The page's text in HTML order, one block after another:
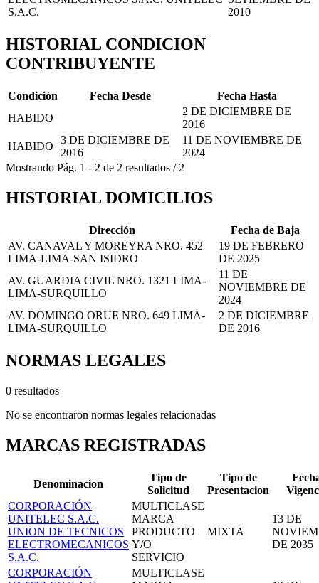
S.A.C.
2010
HISTORIAL CONDICION
CONTRIBUYENTE
Condición Fecha Desde
Fecha Hasta
HABIDO
2 DE DICIEMBRE DE
2016
HABIDO
3 DE DICIEMBRE DE
2016
11 DE NOVIEMBRE DE
2024
Mostrando Pág. 1 - 2 de 2 resultados / 2
HISTORIAL DOMICILIOS
Dirección
Fecha de Baja
AV. CANAVAL Y MOREYRA NRO. 452
LIMA-LIMA-SAN ISIDRO
19 DE FEBRERO
DE 2025
AV. GUARDIA CIVIL NRO. 1321 LIMA-
LIMA-SURQUILLO
11 DE
NOVIEMBRE DE
2024
AV. DOMINGO ORUE NRO. 649 LIMA-
LIMA-SURQUILLO
2 DE DICIEMBRE
DE 2016
NORMAS LEGALES
0 resultados
No se encontraron normas legales relacionadas
MARCAS REGISTRADAS
Denominacion
Tipo de
Solicitud
Tipo de
Presentacion
CORPORACIÓN
UNITELEC S.A.C.
UNION DE TECNICOS
ELECTROMECANICOS
S.A.C.
MULTICLASE
MARCA
PRODUCTO
Y/O
SERVICIO
MIXTA
13 DE
DE 2035
CORPORACIÓN
MULTICLASE